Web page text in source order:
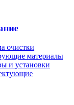
очистки
материалы
и установки